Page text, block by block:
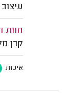
חוות
קרן
איכות